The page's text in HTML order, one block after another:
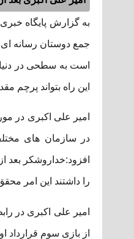
به گزارش پایگاه خبری
جمع دوستان رسانه ای
است به سطحی در
این راه بتواند پرچم
امیر علی اکبری در
در سازمان های
افزود:خداروشکر بعد
را داشتند این امر
امیر علی اکبری در
از بازی سوم